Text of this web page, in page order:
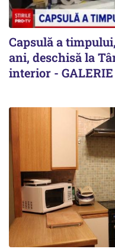
Capsulă a
ani, deschisă la
interior - GALERIE